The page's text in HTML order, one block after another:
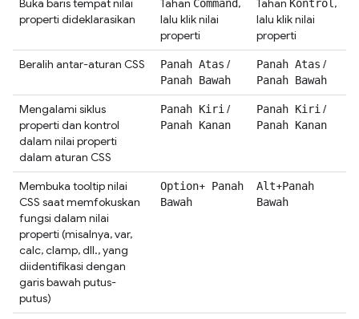
Buka baris tempat nilai
properti dideklarasikan
Tahan Command,
lalu klik nilai
properti
Tahan Kontrol ,
lalu klik nilai
properti
Beralih antar-aturan CSS
Panah Atas /
Panah Bawah
Panah Atas /
Panah Bawah
Mengalami siklus
properti dan kontrol
dalam nilai properti
dalam aturan CSS
Panah Kiri /
Panah Kanan
Panah Kiri /
Panah Kanan
Membuka tooltip nilai
CSS saat memfokuskan
fungsi dalam nilai
properti (misalnya, var,
calc, clamp, dll., yang
diidentifikasi dengan
garis bawah putus-
putus)
Option+ Panah
Bawah
Alt+Panah
Bawah